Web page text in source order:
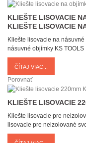
KLIEŠTE LISOVACIE
KLIEŠTE LISOVACIE
Kliešte lisovacie na
násuvné objímky KS TOOLS
ČÍTAJ VIAC...
Porovnať
KLIEŠTE LISOVACIE
Kliešte lisovacie pre
lisovacie pre neizolované